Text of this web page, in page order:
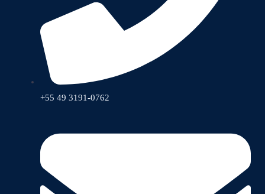
+55 49 3191-0762